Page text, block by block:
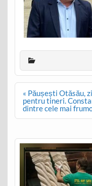
Post
navigation
« Păușești Otăsău,
pentru tineri.
dintre cele mai